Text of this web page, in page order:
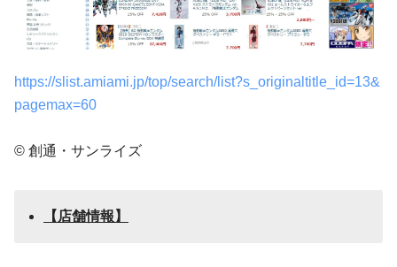
https://slist.amiami.jp/top/search/list?s_originaltitle_id=13&
pagemax=60
© 創通・サンライズ
【店舗情報】